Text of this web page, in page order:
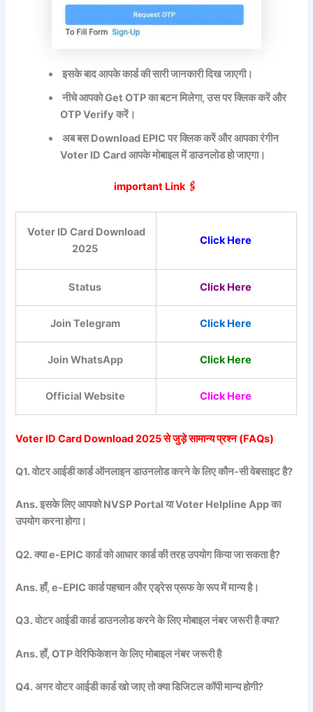
इसके बाद आपके कार्ड की सारी जानकारी दिख जाएगी।
नीचे आपको Get OTP का बटन मिलेगा, उस पर क्लिक करें और
OTP Verify करें।
अब बस Download EPIC पर क्लिक करें और आपका रंगीन
Voter ID Card आपके मोबाइल में डाउनलोड हो जाएगा।
important Link 🖇️
Voter ID Card Download
2025
Click Here
Status Click Here
Join Telegram Click Here
Join WhatsApp Click Here
Official Website Click Here
Voter ID Card Download 2025 से जुड़े सामान्य प्रश्न (FAQs)
Q1. वोटर आईडी कार्ड ऑनलाइन डाउनलोड करने के लिए कौन-सी वेबसाइट है?
Ans. इसके लिए आपको NVSP Portal या Voter Helpline App का
उपयोग करना होगा।
Q2. क्या e-EPIC कार्ड को आधार कार्ड की तरह उपयोग किया जा सकता है?
Ans. हाँ, e-EPIC कार्ड पहचान और एड्रेस प्रूफ के रूप में मान्य है।
Q3. वोटर आईडी कार्ड डाउनलोड करने के लिए मोबाइल नंबर जरूरी है क्या?
Ans. हाँ, OTP वेरिफिकेशन के लिए मोबाइल नंबर जरूरी है
Q4. अगर वोटर आईडी कार्ड खो जाए तो क्या डिजिटल कॉपी मान्य होगी?